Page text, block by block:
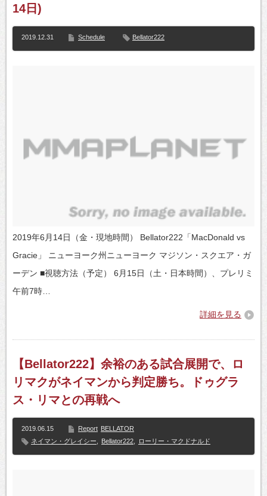
14日)
2019.12.31 Schedule Bellator222
2019年6月14日（金・現地時間） Bellator222「MacDonald vs
Gracie」 ニューヨーク州ニューヨーク マジソン・スクエア・ガ
ーデン ■視聴方法（予定） 6月15日（土・日本時間）、プレリミ
午前7時…
詳細を見る
【Bellator222】余裕のある試合展開で、ロ
リマクがネイマンから判定勝ち。ドゥグラ
ス・リマとの再戦へ
2019.06.15 Report BELLATOR
ネイマン・グレイシー
Bellator222 ローリー・マクドナルド